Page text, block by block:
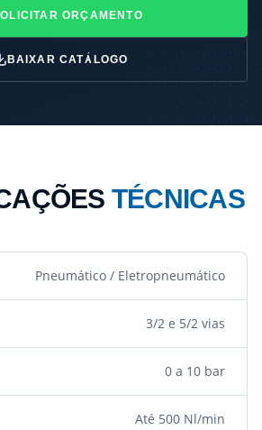
ORÇAMENTO
BAIXAR CATÁLOGO
TÉCNICAS
Pneumático / Eletropneumático
3/2 e 5/2 vias
0 a 10 bar
Até 500 Nl/min